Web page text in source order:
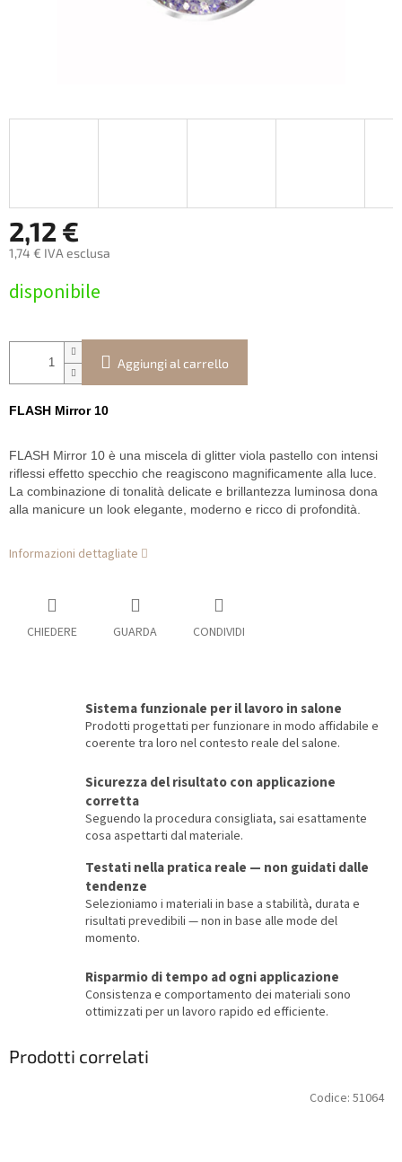
2,12 €
1,74 € IVA esclusa
della
disponibile
Aggiungi al carrello
FLASH Mirror 10
FLASH Mirror 10 è una miscela di glitter viola pastello con intensi
riflessi effetto specchio che reagiscono magnificamente alla luce.
La combinazione di tonalità delicate e brillantezza luminosa dona
alla manicure un look elegante, moderno e ricco di profondità.
Informazioni dettagliate
CHIEDERE GUARDA CONDIVIDI
Sistema funzionale per il lavoro in salone
Prodotti progettati per funzionare in modo affidabile e
coerente tra loro nel contesto reale del salone.
Sicurezza del risultato con applicazione
corretta
Seguendo la procedura consigliata, sai esattamente
cosa aspettarti dal materiale.
Testati nella pratica reale — non guidati dalle
tendenze
Selezioniamo i materiali in base a stabilità, durata e
risultati prevedibili — non in base alle mode del
momento.
Risparmio di tempo ad ogni applicazione
Consistenza e comportamento dei materiali sono
ottimizzati per un lavoro rapido ed efficiente.
Prodotti correlati
Codice: 51064